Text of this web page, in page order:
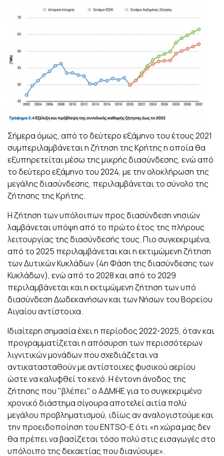
Σήμερα όμως, από το δεύτερο εξάμηνο του έτους 2021
συμπεριλαμβάνεται η ζήτηση της Κρήτης η οποία θα
εξυπηρετείται μέσω της μικρής διασύνδεσης, ενώ από
το δεύτερο εξάμηνο του 2024, με την ολοκλήρωση της
μεγάλης διασύνδεσης, περιλαμβάνεται το σύνολο της
ζήτησης της Κρήτης.
Η ζήτηση των υπόλοιπων προς διασύνδεση νησιών
λαμβάνεται υπόψη από το πρώτο έτος της πλήρους
λειτουργίας της διασύνδεσής τους. Πιο συγκεκριμένα,
από το 2025 περιλαμβάνεται και η εκτιμώμενη ζήτηση
των Δυτικών Κυκλάδων (4η Φάση της διασύνδεσης των
Κυκλάδων), ενώ από το 2028 και από το 2029
περιλαμβάνεται και η εκτιμώμενη ζήτηση των υπό
διασύνδεση Δωδεκανήσων και των Νήσων του Βορείου
Αιγαίου αντίστοιχα.
Ιδιαίτερη σημασία έχει η περίοδος 2022-2025, όταν και
προγραμματίζεται η απόσυρση των περισσότερων
λιγνιτικών μονάδων που σχεδιάζεται να
αντικατασταθούν με αντίστοιχες φυσικού αερίου
ώστε να καλυφθεί το κενό. Η έντονη άνοδος της
ζήτησης που "βλέπει" ο ΑΔΜΗΕ για το συγκεκριμένο
χρονικό διάστημα σίγουρα αποτελεί αιτία πολύ
μεγάλου προβληματισμού, ιδίως αν αναλογιστούμε και
την προειδοποίηση του ENTSO-E ότι «η χώρα μας δεν
θα πρέπει να βασίζεται τόσο πολύ στις εισαγωγές στο
υπόλοιπο της δεκαετίας που διανύουμε».